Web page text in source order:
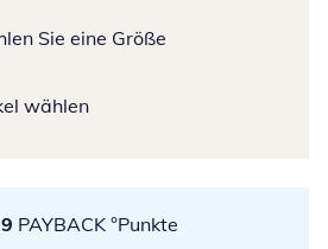
Sie eine Größe
wählen
PAYBACK °Punkte